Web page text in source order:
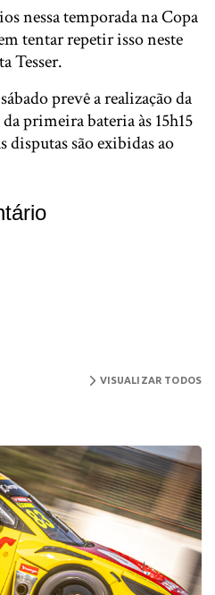
nessa temporada na Copa
tentar repetir isso neste
Tesser.
prevê a realização da
primeira bateria às 15h15
disputas são exibidas ao
VISUALIZAR TODOS